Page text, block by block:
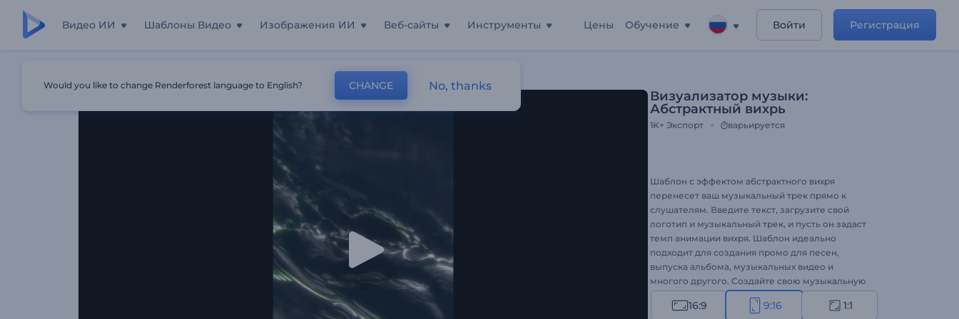
Видео ИИ Шаблоны Видео Изображения ИИ Веб-сайты Инструменты Цены Обучение Войти Регистрация
Визуализатор Музыки: Абстрактный Вихрь
Визуализатор музыки:
Абстрактный вихрь
1K+ Экспорт варьируется
Шаблон с эффектом абстрактного вихря
перенесет ваш музыкальный трек прямо к
слушателям. Введите текст, загрузите свой
логотип и музыкальный трек, и пусть он задаст
темп анимации вихря. Шаблон идеально
подходит для создания промо для песен,
выпуска альбома, музыкальных видео и
многого другого. Создайте свою музыкальную
визуализацию уже сегодня!
16:9 9:16 1:1
Would you like to change Renderforest language to English? CHANGE No, thanks